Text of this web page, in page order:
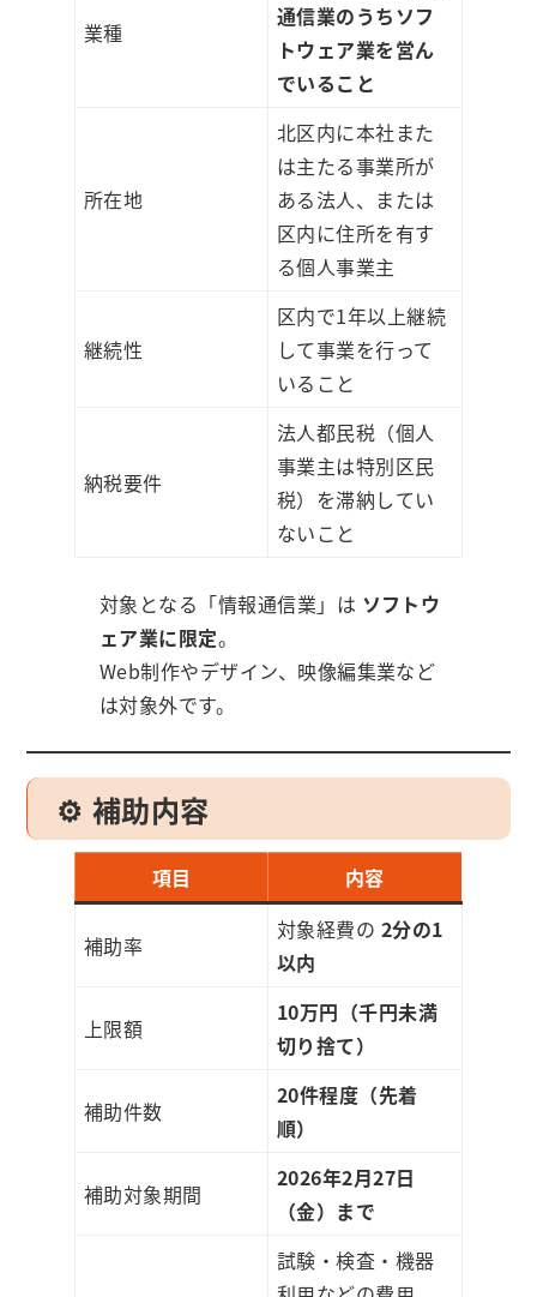
業種
通信業のうちソフ
トウェア業を営ん
でいること
所在地
北区内に本社また
は主たる事業所が
ある法人、または
区内に住所を有す
る個人事業主
継続性
区内で1年以上継続
して事業を行って
いること
納税要件
法人都民税（個人
事業主は特別区民
税）を滞納してい
ないこと
対象となる「情報通信業」は ソフトウ
ェア業に限定。
Web制作やデザイン、映像編集業など
は対象外です。
⚙️ 補助内容
項目 内容
補助率
対象経費の 2分の1
以内
上限額
10万円（千円未満
切り捨て）
補助件数
20件程度（先着
順）
補助対象期間
2026年2月27日
（金）まで
試験・検査・機器